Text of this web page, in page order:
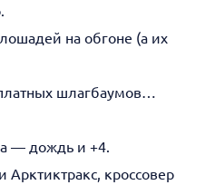
на обгоне (а их
шлагбаумов…
— дождь и +4.
Арктиктракс, кроссовер